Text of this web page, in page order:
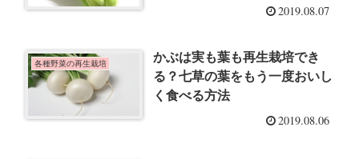
2019.08.07
各種野菜の再生栽培
かぶは実も葉も再生栽培でき
る？七草の葉をもう一度おいし
く食べる方法
2019.08.06